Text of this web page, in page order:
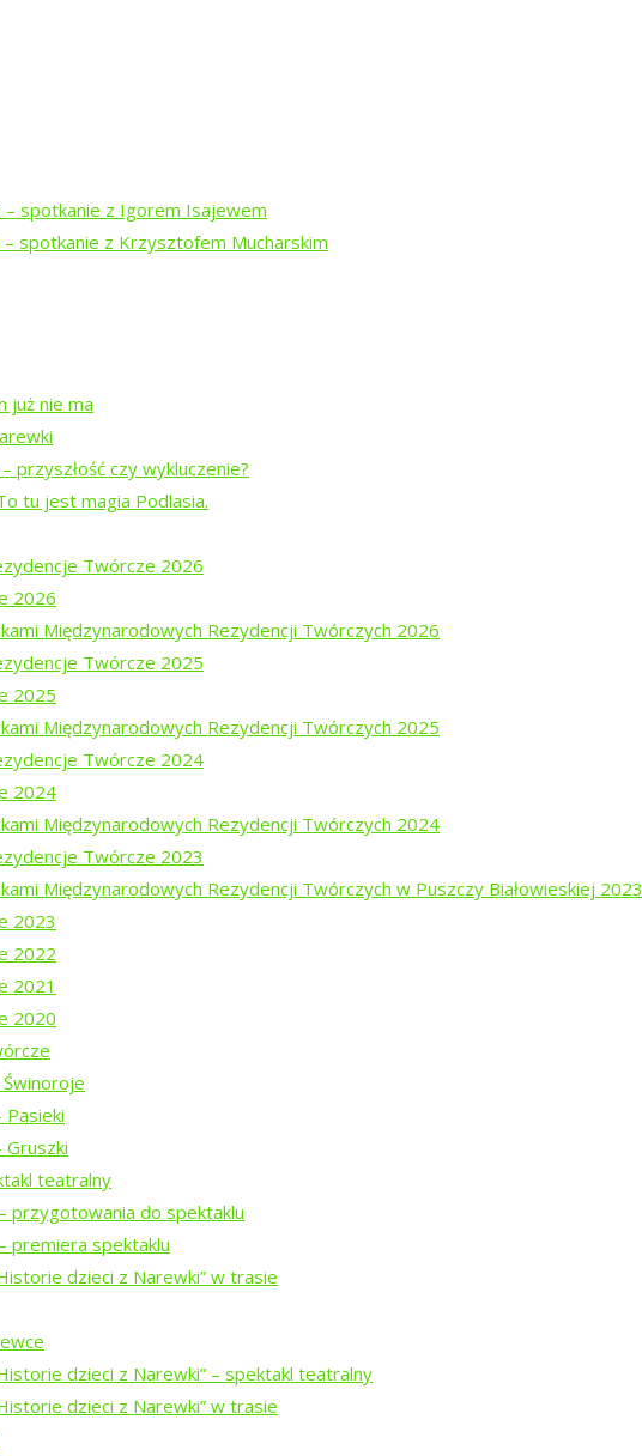
– spotkanie z Igorem Isajewem
spotkanie z Krzysztofem Mucharskim
już nie ma
przyszłość czy wykluczenie?
tu jest magia Podlasia.
Twórcze 2026
2026
Międzynarodowych Rezydencji Twórczych 2026
Twórcze 2025
2025
Międzynarodowych Rezydencji Twórczych 2025
Twórcze 2024
2024
Międzynarodowych Rezydencji Twórczych 2024
Twórcze 2023
Międzynarodowych Rezydencji Twórczych w Puszczy Białowieskiej 2023
2023
2022
2021
2020
Pasieki
Gruszki
teatralny
przygotowania do spektaklu
premiera spektaklu
dzieci z Narewki” w trasie
dzieci z Narewki” ⁠–⁠ spektakl teatralny
dzieci z Narewki” w trasie
Isajewem
Mucharskim
Rezydencji Twórczych 2026
Rezydencji Twórczych 2025
Rezydencji Twórczych 2024
Rezydencji Twórczych w Puszczy Białowieskiej 2023